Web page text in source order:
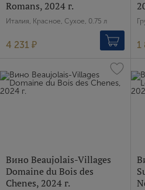
Romans, 2024 г.
Италия, Красное, Сухое, 0.75 л
4 231 ₽ 1
Вино Beaujolais-Villages
Domaine du Bois des
Chenes, 2024 г.